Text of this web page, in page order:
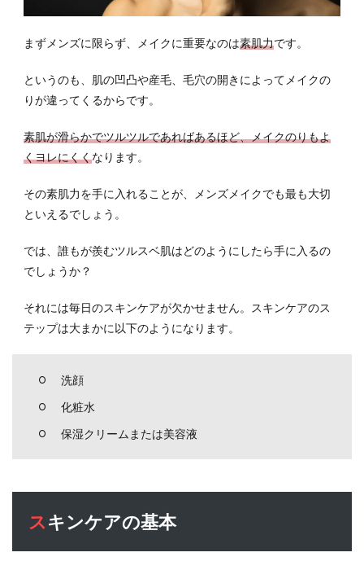
す洗
2.2
化粧
の保
湿
保湿
クリ
もし
くは
美容
潤い
を閉
メン
イク
トは
ツご
お手
まずメンズに限らず、メイクに重要なのは素肌力です。
というのも、肌の凹凸や産毛、毛穴の開きによってメイクの
りが違ってくるからです。
素肌が滑らかでツルツルであればあるほど、メイクのりもよ
くヨレにくくなります。
その素肌力を手に入れることが、メンズメイクでも最も大切
といえるでしょう。
では、誰もが羨むツルスベ肌はどのようにしたら手に入るの
でしょうか？
それには毎日のスキンケアが欠かせません。スキンケアのス
テップは大まかに以下のようになります。
洗顔
化粧水
保湿クリームまたは美容液
スキンケアの基本